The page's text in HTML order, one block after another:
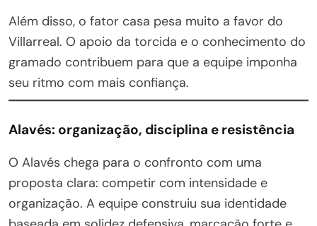
Além disso, o fator casa pesa muito a favor do
Villarreal. O apoio da torcida e o conhecimento do
gramado contribuem para que a equipe imponha
seu ritmo com mais confiança.
Alavés: organização, disciplina e resistência
O Alavés chega para o confronto com uma
proposta clara: competir com intensidade e
organização. A equipe construiu sua identidade